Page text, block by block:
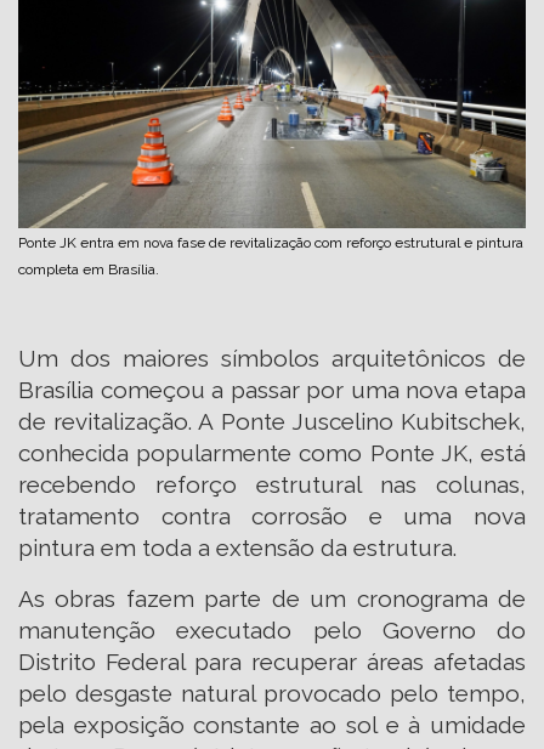
Ponte JK entra em nova fase de revitalização com reforço estrutural e pintura
completa em Brasília.
Um dos maiores símbolos arquitetônicos de
Brasília começou a passar por uma nova etapa
de revitalização. A Ponte Juscelino Kubitschek,
conhecida popularmente como Ponte JK, está
recebendo reforço estrutural nas colunas,
tratamento contra corrosão e uma nova
pintura em toda a extensão da estrutura.
As obras fazem parte de um cronograma de
manutenção executado pelo Governo do
Distrito Federal para recuperar áreas afetadas
pelo desgaste natural provocado pelo tempo,
pela exposição constante ao sol e à umidade